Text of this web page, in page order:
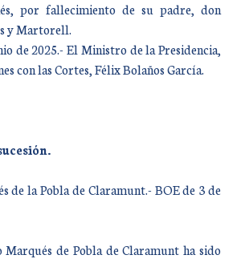
por fallecimiento de su padre, don
y Martorell.
de 2025.- El Ministro de la Presidencia,
con las Cortes, Félix Bolaños García.
de la Pobla de Claramunt.- BOE de 3 de
Marqués de Pobla de Claramunt ha sido